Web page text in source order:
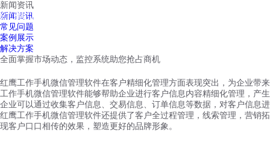
红鹰工作手机
新闻资讯
新闻资讯
常见问题
案例展示
解决方案
全面掌握市场动态，监控系统助您抢占商机
红鹰工作手机微信管理软件在客户精细化管理方面表现突出，为企业带
工作手机微信管理软件能够帮助企业进行客户信息内容精细化管理，产
企业可以通过收集客户信息、交易信息、订单信息等数据，对客户信息
红鹰工作手机微信管理软件还提供了客户全过程管理，线索管理，营销
现客户口口相传的效果，塑造更好的品牌形象。